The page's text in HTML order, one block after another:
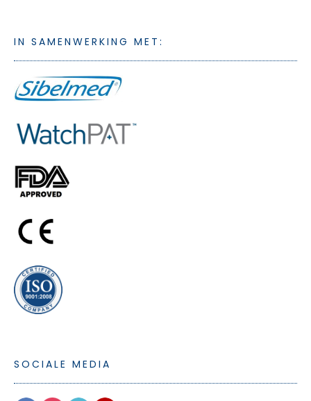
IN SAMENWERKING MET:
SOCIALE MEDIA